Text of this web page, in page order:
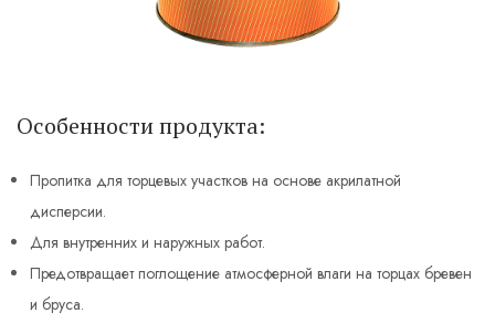
Особенности продукта:
Пропитка для торцевых участков на основе акрилатной
дисперсии.
Для внутренних и наружных работ.
Предотвращает поглощение атмосферной влаги на торцах бревен
и бруса.